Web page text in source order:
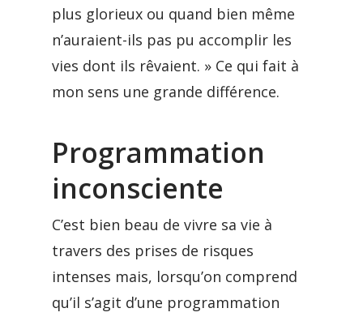
plus glorieux ou quand bien même
n’auraient-ils pas pu accomplir les
vies dont ils rêvaient. » Ce qui fait à
mon sens une grande différence.
Programmation
inconsciente
C’est bien beau de vivre sa vie à
travers des prises de risques
intenses mais, lorsqu’on comprend
qu’il s’agit d’une programmation